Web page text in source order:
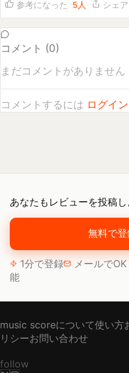
コメント (0
まだコメントがありません
あなたもレビューを投稿し
無料で登
1分で登録 メールで
能
music scoreについて使い方
リシーお問い合わせ
follow